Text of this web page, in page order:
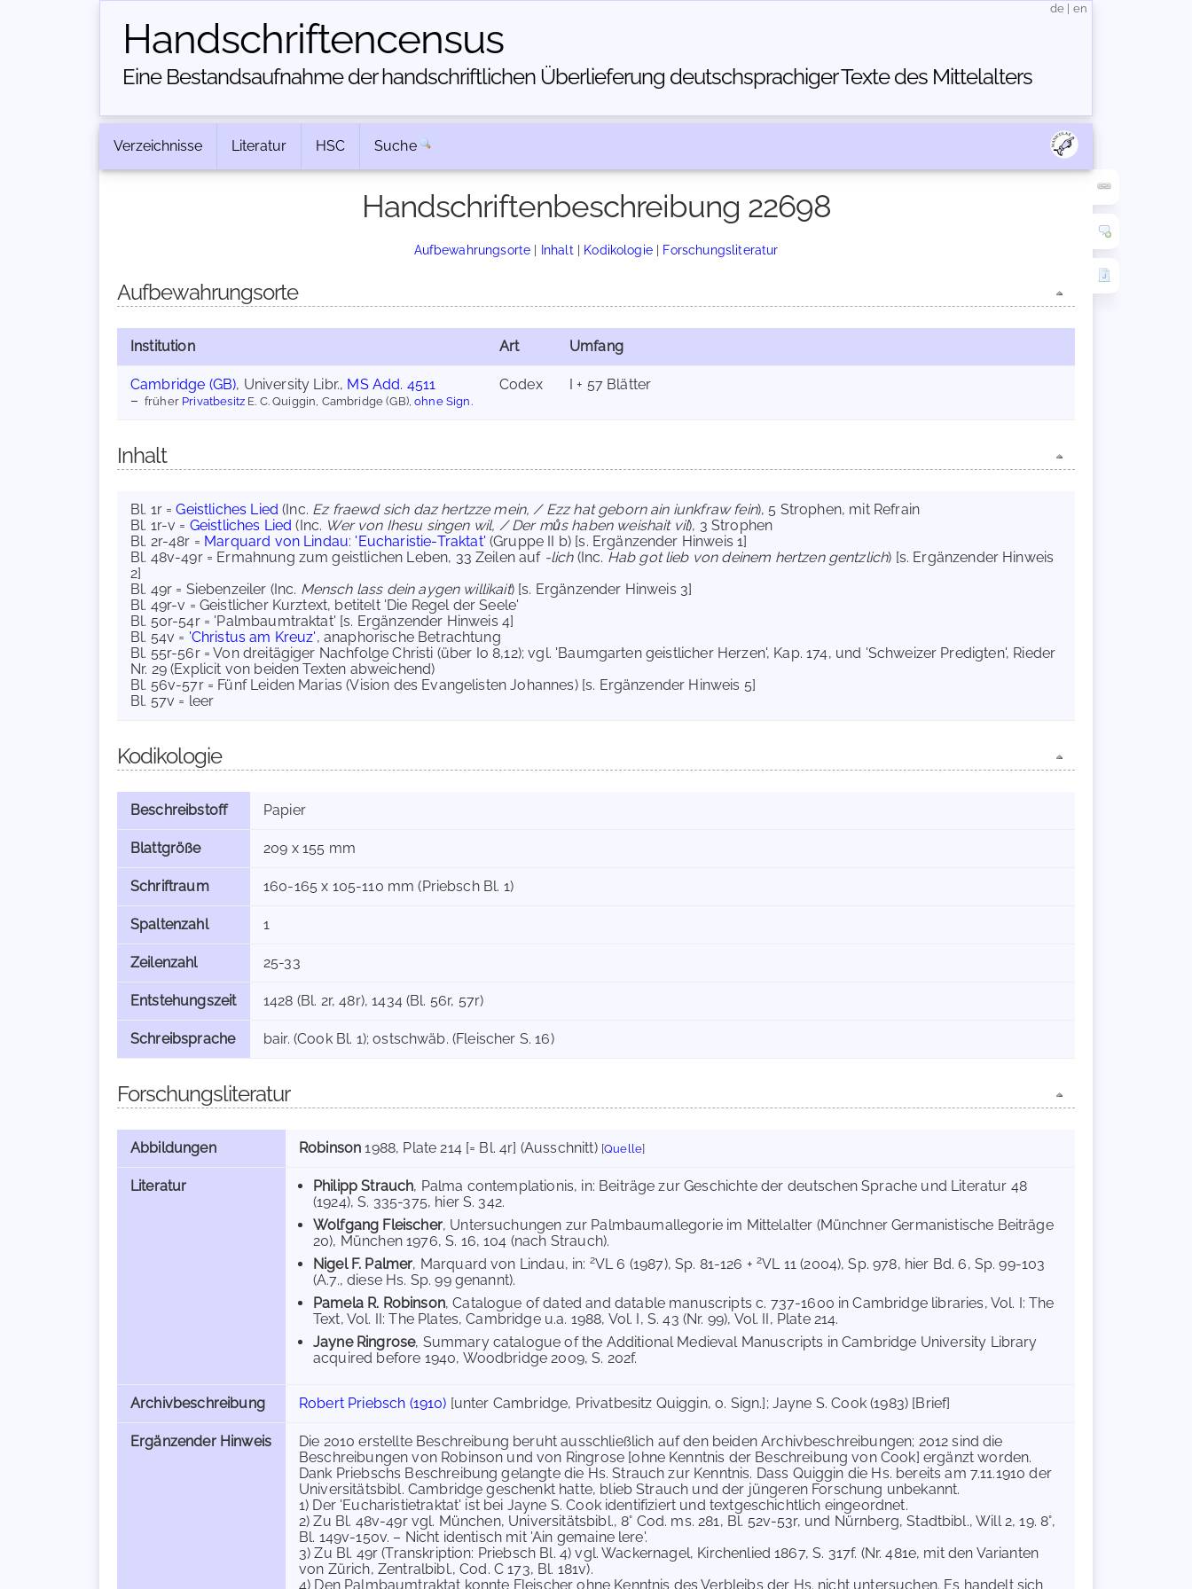
Handschriften­census
Eine Bestandsaufnahme der handschriftlichen Über­lieferung deutschsprachiger Texte des Mittelalters
de en
Verzeichnisse Literatur HSC Suche
Handschriftenbeschreibung 22698
Aufbewahrungsorte | Inhalt | Kodikologie| Forschungsliteratur
Aufbewahrungsorte
Institution Art Umfang
Cambridge (GB), University Libr., MS Add. 4511
früher Privatbesitz E. C. Quiggin, Cambridge (GB),ohne Sign.
Codex I + 57 Blätter
Inhalt
Bl. 1r =Geistliches Lied (Inc. Ez fraewd sich daz hertzze mein, / Ezz hat geborn ain iunkfraw fein), 5 Strophen, mit Refrain
Bl. 1r-v = Geistliches Lied (Inc. Wer von Ihesu singen wil, / Der můs haben weishait vil), 3 Strophen
Bl. 2r-48r = Marquard von Lindau: 'Eucharistie-Traktat' (Gruppe II b) [s. Ergänzender Hinweis 1]
Bl. 48v-49r = Ermahnung zum geistlichen Leben, 33 Zeilen auf -lich(Inc. Hab got lieb von deinem hertzen gentzlich) [s. Ergänzender Hinweis
2]
Bl. 49r = Siebenzeiler (Inc. Mensch lass dein aygen willikait) [s. Ergänzender Hinweis 3]
Bl. 49r-v = Geistlicher Kurztext, betitelt 'Die Regel der Seele'
Bl. 50r-54r = 'Palmbaumtraktat' [s. Ergänzender Hinweis 4]
Bl. 54v = 'Christus am Kreuz', anaphorische Betrachtung
Bl. 55r-56r = Von dreitägiger Nachfolge Christi (über Io 8,12); vgl. 'Baumgarten geistlicher Herzen', Kap. 174, und 'Schweizer Predigten', Rieder
Nr. 29 (Explicit von beiden Texten abweichend)
Bl. 56v-57r = Fünf Leiden Marias (Vision des Evangelisten Johannes) [s. Ergänzender Hinweis 5]
Bl. 57v = leer
Kodikologie
Beschreibstoff Papier
Blattgröße 209 x 155 mm
Schriftraum 160-165 x 105-110 mm (Priebsch Bl. 1)
Spaltenzahl 1
Zeilenzahl 25-33
Entstehungszeit 1428 (Bl. 2r, 48r), 1434 (Bl. 56r, 57r)
Schreibsprache bair. (Cook Bl. 1); ostschwäb. (Fleischer S. 16)
Forschungsliteratur
Abbildungen Robinson 1988, Plate 214 [= Bl. 4r] (Ausschnitt) [Quelle]
Literatur Philipp Strauch, Palma contemplationis, in: Beiträge zur Geschichte der deutschen Sprache und Literatur 48
(1924), S. 335-375, hier S. 342.
Wolfgang Fleischer, Untersuchungen zur Palmbaumallegorie im Mittelalter (Münchner Germanistische Beiträge
20), München 1976, S. 16, 104 (nach Strauch).
Nigel F. Palmer, Marquard von Lindau, in: 2VL 6 (1987), Sp. 81-126 +2VL 11 (2004), Sp. 978, hier Bd. 6, Sp. 99-103
(A.7., diese Hs. Sp. 99 genannt).
Pamela R. Robinson, Catalogue of dated and datable manuscripts c. 737-1600 in Cambridge libraries, Vol. I: The
Text, Vol. II: The Plates, Cambridge u.a. 1988, Vol. I, S. 43 (Nr. 99), Vol. II, Plate 214.
Jayne Ringrose, Summary catalogue of the Additional Medieval Manuscripts in Cambridge University Library
acquired before 1940, Woodbridge 2009, S. 202f.
Archivbeschreibung Robert Priebsch (1910) [unter Cambridge, Privatbesitz Quiggin, o. Sign.]; Jayne S. Cook (1983) [Brief]
Ergänzender Hinweis
Die 2010 erstellte Beschreibung beruht ausschließlich auf den beiden Archivbeschreibungen; 2012 sind die
Beschreibungen von Robinson und von Ringrose [ohne Kenntnis der Beschreibung von Cook] ergänzt worden.
Dank Priebschs Beschreibung gelangte die Hs. Strauch zur Kenntnis. Dass Quiggin die Hs. bereits am 7.11.1910 der
Universitätsbibl. Cambridge geschenkt hatte, blieb Strauch und der jüngeren Forschung unbekannt.
1) Der 'Eucharistietraktat' ist bei Jayne S. Cook identifiziert und textgeschichtlich eingeordnet.
2) Zu Bl. 48v-49r vgl. München, Universitätsbibl., 8° Cod. ms. 281, Bl. 52v-53r, und Nürnberg, Stadtbibl., Will 2, 19. 8°,
Bl. 149v-150v. – Nicht identisch mit 'Ain gemaine lere'.
3) Zu Bl. 49r (Transkription: Priebsch Bl. 4) vgl. Wackernagel, Kirchenlied 1867, S. 317f. (Nr. 481e, mit den Varianten
von Zürich, Zentralbibl., Cod. C 173, Bl. 181v).
4) Den Palmbaumtraktat konnte Fleischer ohne Kenntnis des Verbleibs der Hs. nicht untersuchen. Es handelt sich